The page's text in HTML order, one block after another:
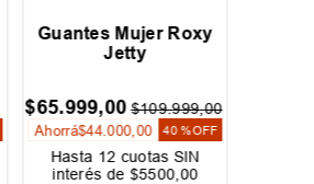
Guantes Mujer Roxy
Jetty
$65.999,00 $109.999,00
Ahorrá$44.000,00 40 %OFF
Hasta 12 cuotas SIN
interés de$5500 ,00